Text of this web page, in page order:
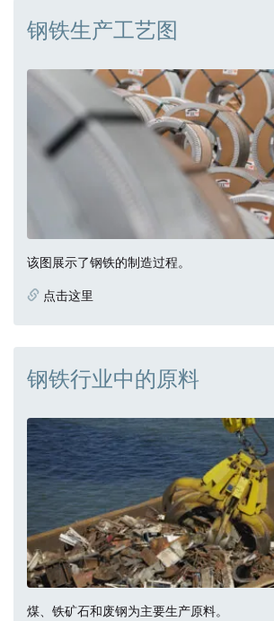
钢铁生产工艺图
该图展示了钢铁的制造过程。
点击这里
钢铁行业中的原料
煤、铁矿石和废钢为主要生产原料。